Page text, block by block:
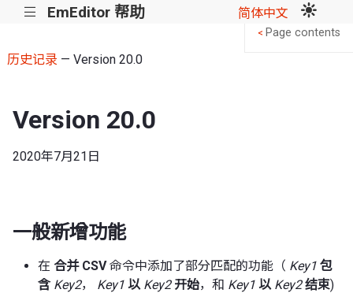
||| EmEditor 帮助 简体中文
历史记录 — Version 20.0
Version 20.0
2020年7月21日
一般新增功能
在 合并 CSV命令中添加了部分匹配的功能（ Key1 包
含 Key2， Key1 以 Key2 开始，和 Key1 以 Key2 结束)
< Page contents